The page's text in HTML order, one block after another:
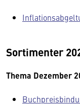
Sortimenter
Thema Dezember